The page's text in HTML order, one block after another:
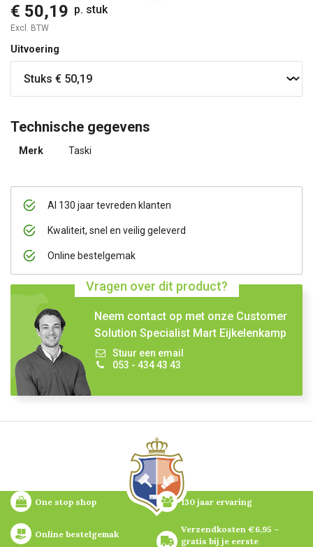
€ 50,19 p. stuk
Excl. BTW
Uitvoering
Al 130 jaar tevreden klanten
Kwaliteit, snel en veilig geleverd
Online bestelgemak
Vragen over dit product?
Neem contact op met onze Customer
Solution Specialist Mart Eijkelenkamp
Stuur een email
053 - 434 43 43
Technische gegevens
Merk Taski
One stop shop 130 jaar ervaring
Online bestelgemak
Verzendkosten €6,95 –
gratis bij je eerste